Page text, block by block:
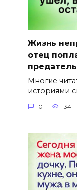
Жизнь
отец
Многие
историями
0 34